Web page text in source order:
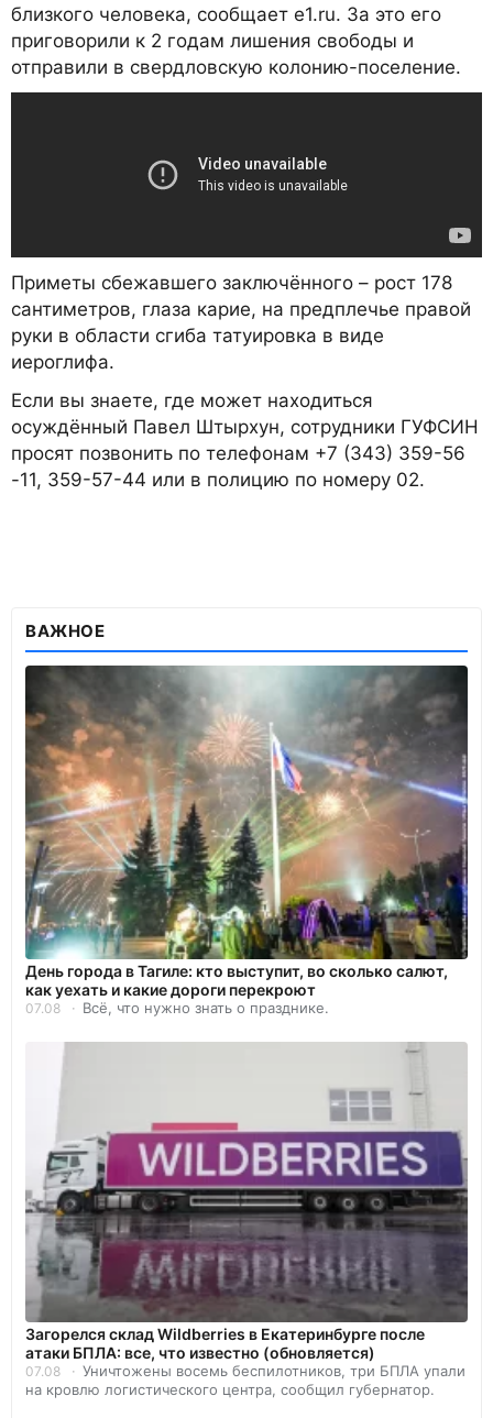
близкого человека, сообщает e1.ru. За это его
приговорили к 2 годам лишения свободы и
отправили в свердловскую колонию-поселение.
Приметы сбежавшего заключённого – рост 178
сантиметров, глаза карие, на предплечье правой
руки в области сгиба татуировка в виде
иероглифа.
Если вы знаете, где может находиться
осуждённый Павел Штырхун, сотрудники ГУФСИН
просят позвонить по телефонам +7 (343) 359-56
-11, 359-57-44 или в полицию по номеру 02.
ВАЖНОЕ
День города в Тагиле: кто выступит, во сколько салют,
как уехать и какие дороги перекроют
07.08 Всё, что нужно знать о празднике.
Загорелся склад Wildberries в Екатеринбурге после
атаки БПЛА: все, что известно (обновляется)
07.08
Уничтожены восемь беспилотников, три БПЛА упали
на кровлю логистического центра, сообщил губернатор.